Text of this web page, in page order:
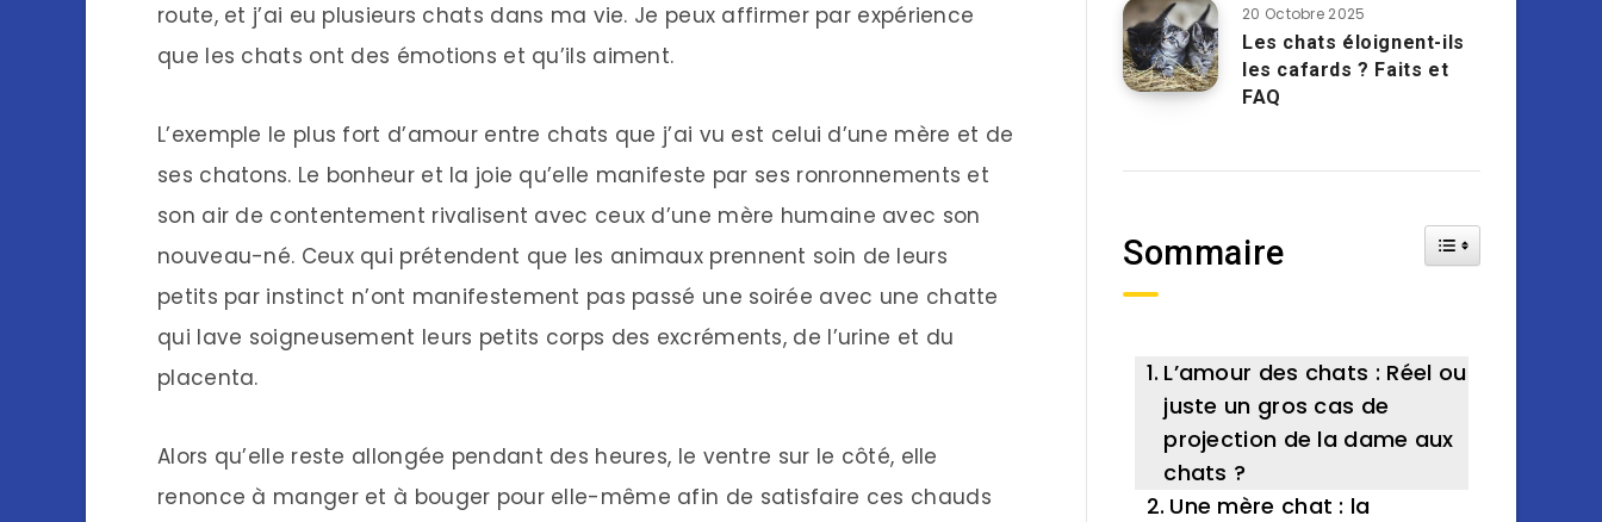
route, et j’ai eu plusieurs chats dans ma vie. Je peux affirmer par expérience
que les chats ont des émotions et qu’ils aiment.
L’exemple le plus fort d’amour entre chats que j’ai vu est celui d’une mère et de
ses chatons. Le bonheur et la joie qu’elle manifeste par ses ronronnements et
son air de contentement rivalisent avec ceux d’une mère humaine avec son
nouveau-né. Ceux qui prétendent que les animaux prennent soin de leurs
petits par instinct n’ont manifestement pas passé une soirée avec une chatte
qui lave soigneusement leurs petits corps des excréments, de l’urine et du
placenta.
Alors qu’elle reste allongée pendant des heures, le ventre sur le côté, elle
renonce à manger et à bouger pour elle-même afin de satisfaire ces chauds
20 Octobre 2025
Les chats éloignent-ils
les cafards ? Faits et
FAQ
Sommaire Toggle Table of
L’amour des chats : Réel ou
juste un gros cas de
projection de la dame aux
chats ?
Une mère chat : la